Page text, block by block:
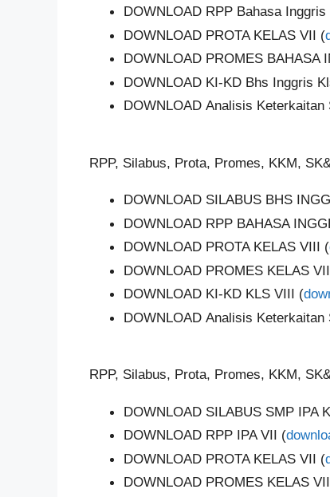
DOWNLOAD RPP Bahasa
DOWNLOAD PROTA KELAS VII (
DOWNLOAD PROMES BAHASA
DOWNLOAD KI-KD Bhs Inggris
DOWNLOAD Analisis
RPP, Silabus, Prota, Promes, KKM,
DOWNLOAD SILABUS BHS
DOWNLOAD RPP BAHASA
DOWNLOAD PROTA KELAS VIII (
DOWNLOAD PROMES KELAS
DOWNLOAD KI-KD KLS VIII (
DOWNLOAD Analisis
RPP, Silabus, Prota, Promes, KKM,
DOWNLOAD SILABUS SMP IPA
DOWNLOAD RPP IPA VII (
DOWNLOAD PROTA KELAS VII (
DOWNLOAD PROMES KELAS